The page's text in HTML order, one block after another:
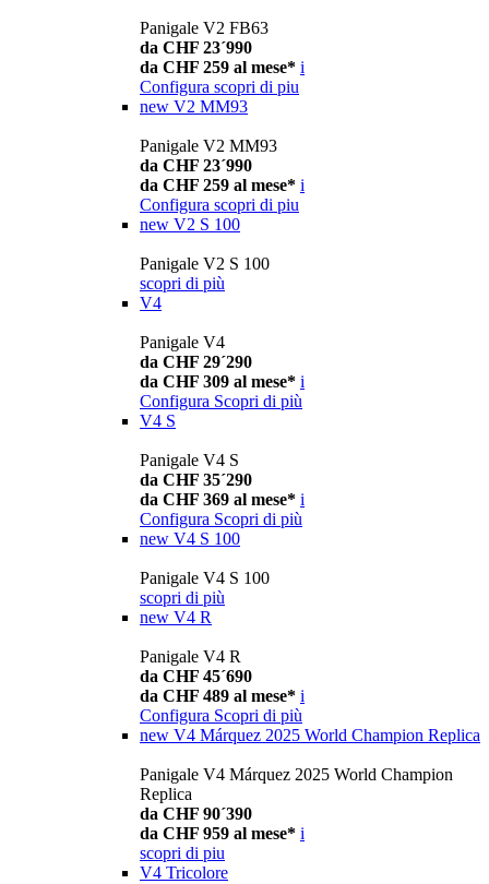
Panigale V2 FB63
da CHF 23´990
da CHF 259 al mese* i
Configura scopri di piu
new V2 MM93
Panigale V2 MM93
da CHF 23´990
da CHF 259 al mese* i
Configura scopri di piu
new V2 S 100
Panigale V2 S 100
scopri di più
V4
Panigale V4
da CHF 29´290
da CHF 309 al mese* i
Configura Scopri di più
V4 S
Panigale V4 S
da CHF 35´290
da CHF 369 al mese* i
Configura Scopri di più
new V4 S 100
Panigale V4 S 100
scopri di più
new V4 R
Panigale V4 R
da CHF 45´690
da CHF 489 al mese* i
Configura Scopri di più
new V4 Márquez 2025 World Champion Replica
Panigale V4 Márquez 2025 World Champion
Replica
da CHF 90´390
da CHF 959 al mese* i
scopri di piu
V4 Tricolore